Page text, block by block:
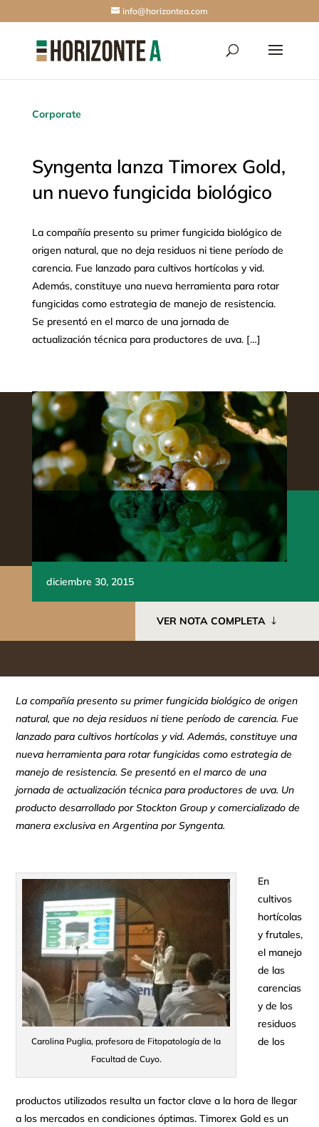
info@horizontea.com
Corporate
Syngenta lanza Timorex Gold,
un nuevo fungicida biológico
La compañía presento su primer fungicida biológico de
origen natural, que no deja residuos ni tiene período de
carencia. Fue lanzado para cultivos hortícolas y vid.
Además, constituye una nueva herramienta para rotar
fungicidas como estrategia de manejo de resistencia.
Se presentó en el marco de una jornada de
actualización técnica para productores de uva. […]
diciembre 30, 2015
VER NOTA COMPLETA
La compañía presento su primer fungicida biológico de origen
natural, que no deja residuos ni tiene período de carencia. Fue
lanzado para cultivos hortícolas y vid. Además, constituye una
nueva herramienta para rotar fungicidas como estrategia de
manejo de resistencia. Se presentó en el marco de una
jornada de actualización técnica para productores de uva. Un
producto desarrollado por Stockton Group y comercializado de
manera exclusiva en Argentina por Syngenta.
Carolina Puglia, profesora de Fitopatología de la
Facultad de Cuyo.
En
cultivos
hortícolas
y frutales,
el manejo
de las
carencias
y de los
residuos
de los
productos utilizados resulta un factor clave a la hora de llegar
a los mercados en condiciones óptimas. Timorex Gold es un